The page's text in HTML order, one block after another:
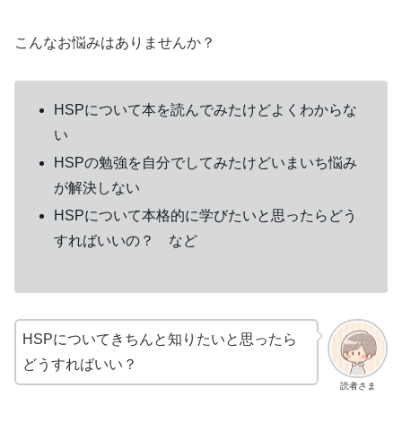
こんなお悩みはありませんか？
HSPについて本を読んでみたけどよくわからな
い
HSPの勉強を自分でしてみたけどいまいち悩み
が解決しない
HSPについて本格的に学びたいと思ったらどう
すればいいの？ など
読者さま
HSPについてきちんと知りたいと思ったら
どうすればいい？